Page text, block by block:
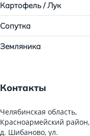
Картофель / Лук
Сопутка
Земляника
Контакты
Челябинская область,
Красноармейский район,
д. Шибаново, ул.